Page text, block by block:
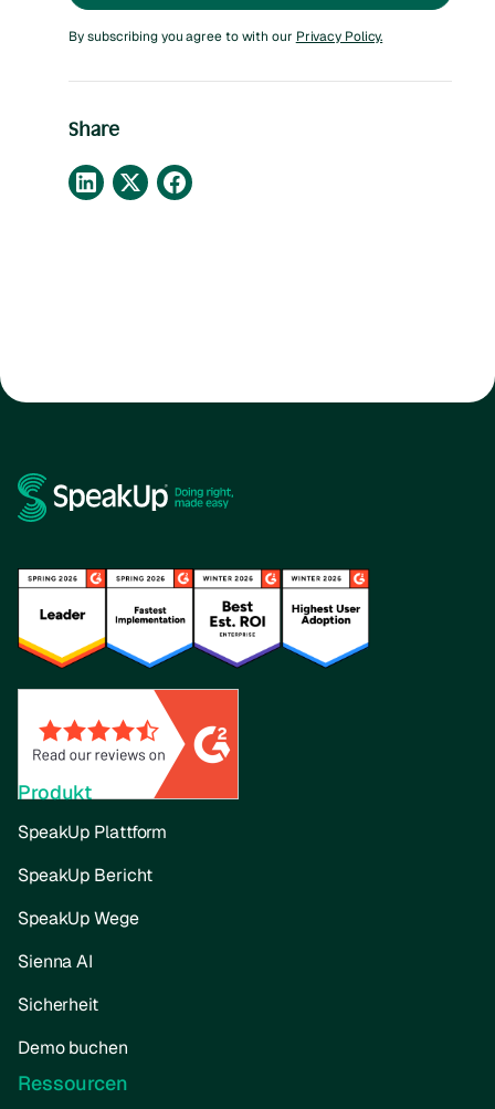
By subscribing you agree to with our Privacy Policy.
Share
Produkt
SpeakUp Plattform
SpeakUp Bericht
SpeakUp Wege
Sienna AI
Sicherheit
Demo buchen
Ressourcen